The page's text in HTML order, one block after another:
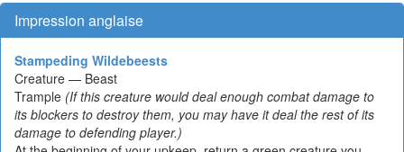
Impression anglaise
Stampeding Wildebeests
Creature — Beast
Trample (If this creature would deal enough combat damage to
its blockers to destroy them, you may have it deal the rest of its
damage to defending player.)